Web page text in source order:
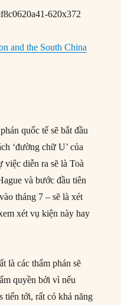
and the South China
quốc tế sẽ bắt đầu
‘đường chữ U’ của
diễn ra sẽ là Toà
và bước đầu tiên
tháng 7 – sẽ là xét
xét vụ kiện này hay
là các thẩm phán sẽ
quyền bởi vì nếu
tiến tới, rất có khả năng